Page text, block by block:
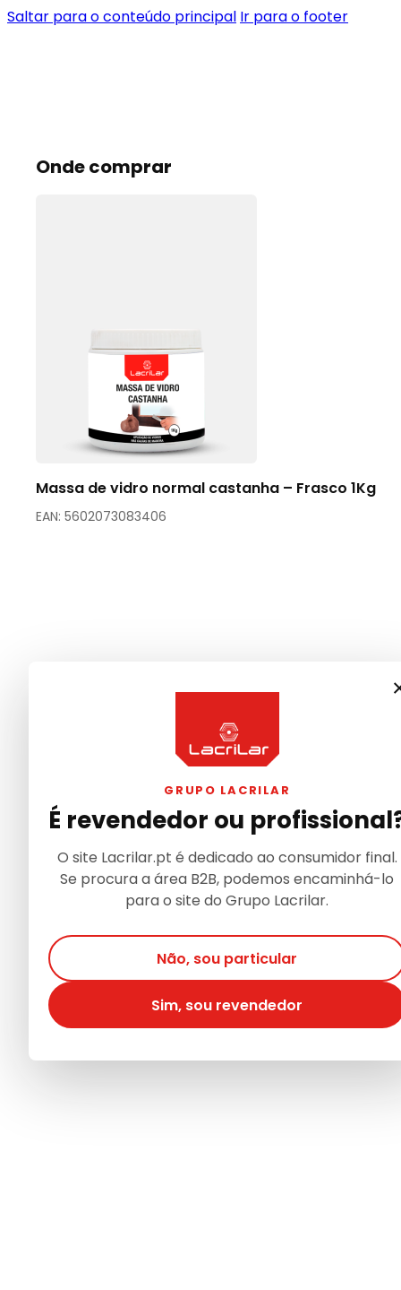
Saltar para o conteúdo principal Ir para o footer
Onde comprar
Massa de vidro normal castanha – Frasco 1Kg
EAN: 5602073083406
GRUPO LACRILAR
É revendedor ou
O site Lacrilar.pt é dedicado ao consumidor final.
Se procura a área B2B, podemos encaminhá-lo
para o site do Grupo Lacrilar.
Não, sou particular
Sim, sou revendedor